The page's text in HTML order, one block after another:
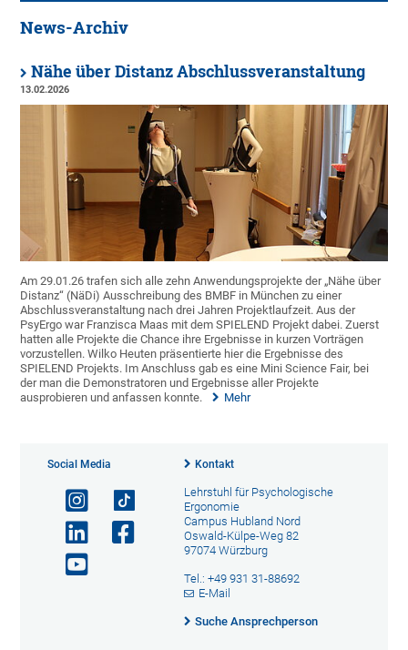
News-Archiv
Nähe über Distanz Abschlussveranstaltung
13.02.2026
Am 29.01.26 trafen sich alle zehn Anwendungsprojekte der „Nähe über
Distanz“ (NäDi) Ausschreibung des BMBF in München zu einer
Abschlussveranstaltung nach drei Jahren Projektlaufzeit. Aus der
PsyErgo war Franzisca Maas mit dem SPIELEND Projekt dabei. Zuerst
hatten alle Projekte die Chance ihre Ergebnisse in kurzen Vorträgen
vorzustellen. Wilko Heuten präsentierte hier die Ergebnisse des
SPIELEND Projekts. Im Anschluss gab es eine Mini Science Fair, bei
der man die Demonstratoren und Ergebnisse aller Projekte
ausprobieren und anfassen konnte.
Mehr
Social Media Kontakt
Lehrstuhl für Psychologische
Ergonomie
Campus Hubland Nord
Oswald-Külpe-Weg 82
97074 Würzburg
Tel.: +49 931 31-88692
E-Mail
Suche Ansprechperson